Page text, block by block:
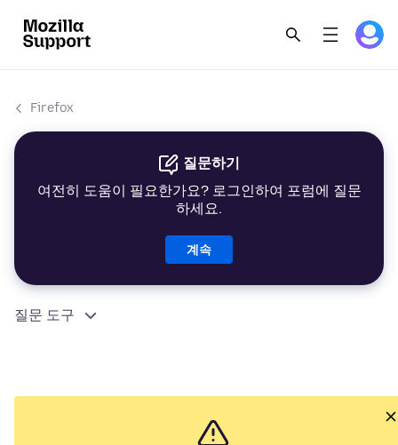
Firefox
질문하기
여전히 도움이 필요한가요? 로그인하여 포럼에 질문
하세요.
계속
질문 도구